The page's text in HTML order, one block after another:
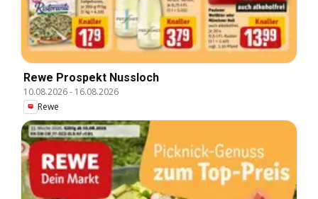
Rewe Prospekt Nussloch
10.08.2026- 16.08.2026
Rewe